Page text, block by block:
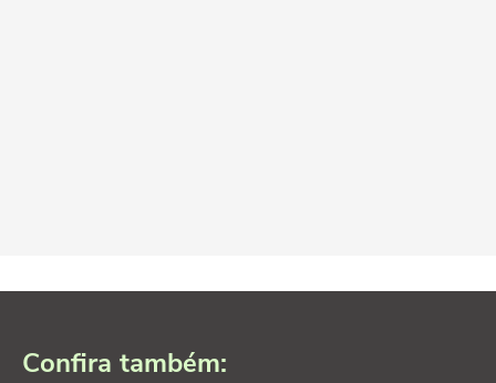
Confira também: